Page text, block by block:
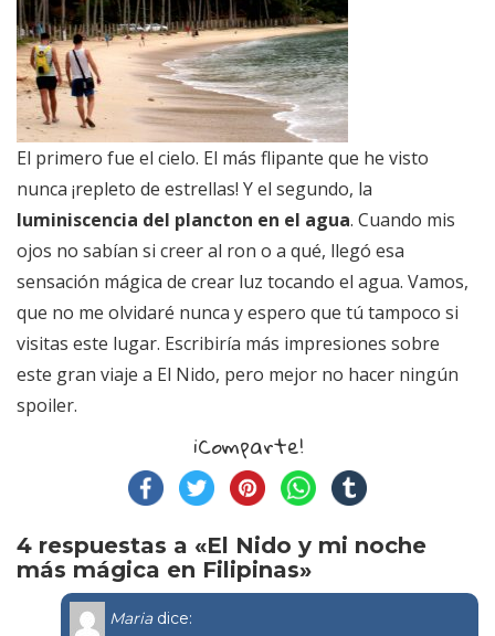
El primero fue el cielo. El más flipante que he visto
nunca ¡repleto de estrellas! Y el segundo, la
luminiscencia del plancton en el agua. Cuando mis
ojos no sabían si creer al ron o a qué, llegó esa
sensación mágica de crear luz tocando el agua. Vamos,
que no me olvidaré nunca y espero que tú tampoco si
visitas este lugar. Escribiría más impresiones sobre
este gran viaje a El Nido, pero mejor no hacer ningún
spoiler.
¡Comparte!
4 respuestas a «El Nido y mi noche
más mágica en Filipinas»
Maria dice: